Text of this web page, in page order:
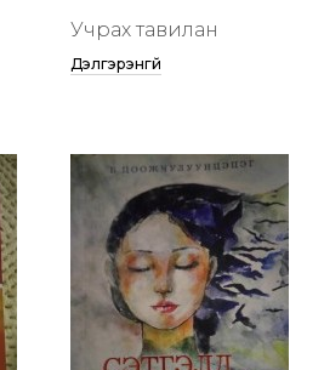
Учрах тавилан
Дэлгэрэнгүй